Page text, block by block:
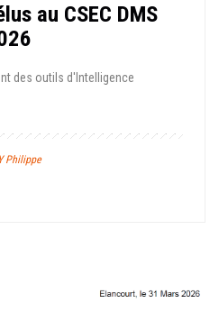
au CSEC DMS
des outils d'Intelligence
Philippe